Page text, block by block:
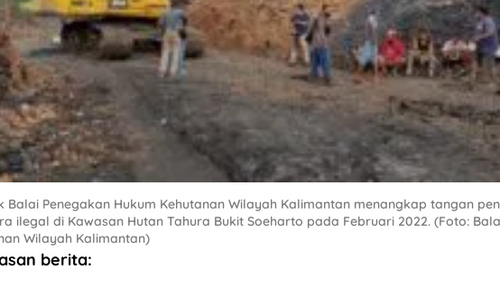
Balai Penegakan Hukum Kehutanan Wilayah Kalimantan menangkap tangan
ilegal di Kawasan Hutan Tahura Bukit Soeharto pada Februari 2022. (Foto:
Wilayah Kalimantan)
berita: